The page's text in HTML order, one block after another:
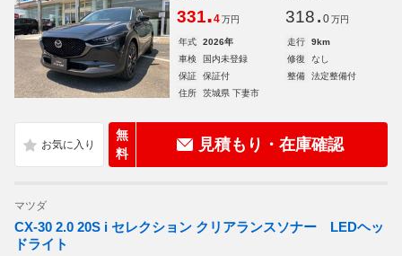
331.4 万円 318. 0 万円
年式 2026年 走行
9km
車検
国内未登録 修復
なし
保証
保証付 整備
法定整備付
住所
茨城県 下妻市
無
料
見積もり・在庫確認
マツダ
CX-30 2.0 20S i セレクション クリアランスソナー LEDヘッ
ドライト